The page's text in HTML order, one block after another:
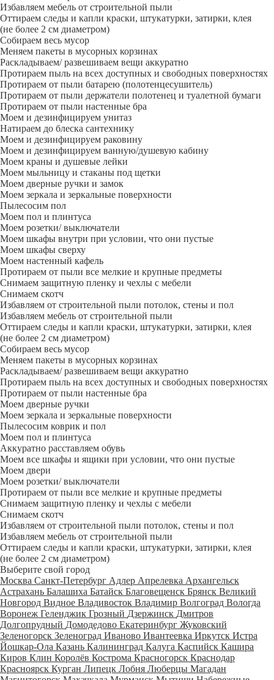
Избавляем мебель от строительной пыли
Оттираем следы и капли краски, штукатурки, затирки, клея
(не более 2 см диаметром)
Собираем весь мусор
Меняем пакеты в мусорных корзинах
Раскладываем/ развешиваем вещи аккуратно
Протираем пыль на всех доступных и свободных поверхностях
Протираем от пыли батарею (полотенцесушитель)
Протираем от пыли держатели полотенец и туалетной бумаги
Протираем от пыли настенные бра
Моем и дезинфицируем унитаз
Натираем до блеска сантехнику
Моем и дезинфицируем раковину
Моем и дезинфицируем ванную/душевую кабину
Моем краны и душевые лейки
Моем мыльницу и стаканы под щетки
Моем дверные ручки и замок
Моем зеркала и зеркальные поверхности
Пылесосим пол
Моем пол и плинтуса
Моем розетки/ выключатели
Моем шкафы внутри при условии, что они пустые
Моем шкафы сверху
Моем настенный кафель
Протираем от пыли все мелкие и крупные предметы
Снимаем защитную пленку и чехлы с мебели
Снимаем скотч
Избавляем от строительной пыли потолок, стены и пол
Избавляем мебель от строительной пыли
Оттираем следы и капли краски, штукатурки, затирки, клея
(не более 2 см диаметром)
Собираем весь мусор
Меняем пакеты в мусорных корзинах
Раскладываем/ развешиваем вещи аккуратно
Протираем пыль на всех доступных и свободных поверхностях
Протираем от пыли настенные бра
Моем дверные ручки
Моем зеркала и зеркальные поверхности
Пылесосим коврик и пол
Моем пол и плинтуса
Аккуратно расставляем обувь
Моем все шкафы и ящики при условии, что они пустые
Моем двери
Моем розетки/ выключатели
Протираем от пыли все мелкие и крупные предметы
Снимаем защитную пленку и чехлы с мебели
Снимаем скотч
Избавляем от строительной пыли потолок, стены и пол
Избавляем мебель от строительной пыли
Оттираем следы и капли краски, штукатурки, затирки, клея
(не более 2 см диаметром)
Выберите свой город
Москва Санкт-Петербург Адлер Апрелевка Архангельск
Астрахань Балашиха Батайск Благовещенск Брянск Великий
Новгород Видное Владивосток Владимир Волгоград Вологда
Воронеж Геленджик Грозный Дзержинск Дмитров
Долгопрудный Домодедово Екатеринбург Жуковский
Зеленогорск Зеленоград Иваново Ивантеевка Иркутск Истра
Йошкар-Ола Казань Калининград Калуга Каспийск Кашира
Киров Клин Королёв Кострома Красногорск Краснодар
Красноярск Курган Липецк Лобня Люберцы Магадан